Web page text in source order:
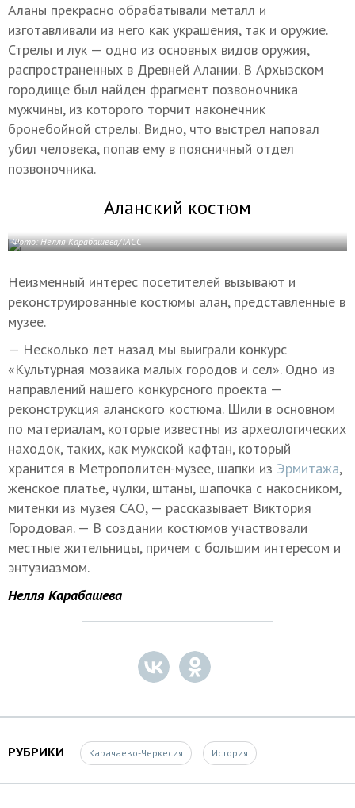
Аланы прекрасно обрабатывали металл и
изготавливали из него как украшения, так и оружие.
Стрелы и лук — одно из основных видов оружия,
распространенных в Древней Алании. В Архызском
городище был найден фрагмент позвоночника
мужчины, из которого торчит наконечник
бронебойной стрелы. Видно, что выстрел наповал
убил человека, попав ему в поясничный отдел
позвоночника.
Аланский костюм
Фото: Нелля Карабашева/ТАСС
Неизменный интерес посетителей вызывают и
реконструированные костюмы алан, представленные в
музее.
— Несколько лет назад мы выиграли конкурс
«Культурная мозаика малых городов и сел». Одно из
направлений нашего конкурсного проекта —
реконструкция аланского костюма. Шили в основном
по материалам, которые известны из археологических
находок, таких, как мужской кафтан, который
хранится в Метрополитен-музее, шапки из Эрмитажа,
женское платье, чулки, штаны, шапочка с накосником,
митенки из музея САО, — рассказывает Виктория
Городовая. — В создании костюмов участвовали
местные жительницы, причем с большим интересом и
энтузиазмом.
Нелля Карабашева
РУБРИКИ Карачаево-Черкесия История